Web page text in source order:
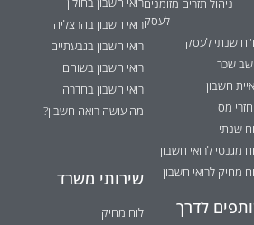
ניהול תזרים מזומנים
לעסק
שנתי לעסק
שכר
חשבון
מס
שנתי
מגנטי לרואי חשבון
מחיק לרואי חשבון
לדרך
רואי חשבון בהרצליה
רואי חשבון בגבעתיים
רואי חשבון בשוהם
רואי חשבון בחדרה
מה עושה רואה חשבון?
שירותי משרד
לוח מחיק